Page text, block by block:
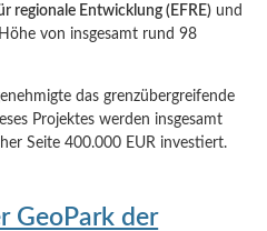
regionale Entwicklung (EFRE) und
von insgesamt rund 98
das grenzübergreifende
Projektes werden insgesamt
Seite 400.000 EUR investiert.
GeoPark der